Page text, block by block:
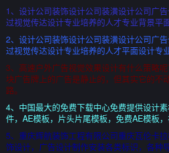
1、设计公司装饰设计公司装潢设计公司广
过视觉传达设计专业培养的人才专业背景平
2、设计公司装饰设计公司装潢设计公司广
过视觉传达设计专业培养的人才平面设计专
3、高速户外广告视觉效果设计有什么策略
块广告牌上的广告是静止的，但其实它的不
路。
4、中国最大的免费下载中心免费提供设计
件，AE模板，片头片尾模板，免费AE模板，
5、重庆辉航装饰工程有限公司重庆瓦伦卡
饰设计，广告设计制作安装各类标识，各种